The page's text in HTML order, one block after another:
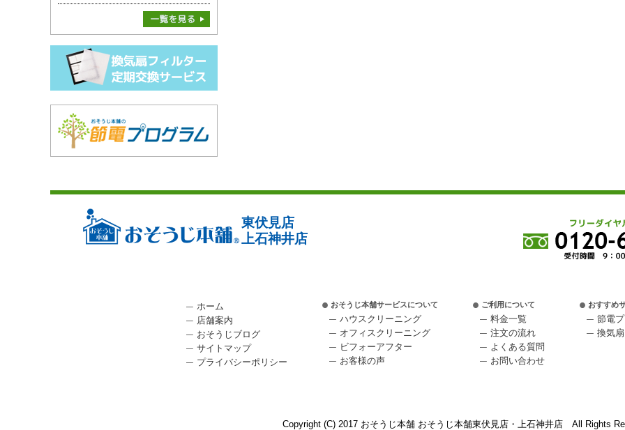
東伏見店
上石神井店
ホーム
店舗案内
おそうじブログ
サイトマップ
プライバシーポリシー
おそうじ本舗サービスについて
ハウスクリーニング
オフィスクリーニング
ビフォーアフター
お客様の声
ご利用について
料金一覧
注文の流れ
よくある質問
お問い合わせ
おすすめ
節電
換気
Copyright (C) 2017 おそうじ本舗 おそうじ本舗東伏見店・上石神井店 All Rights